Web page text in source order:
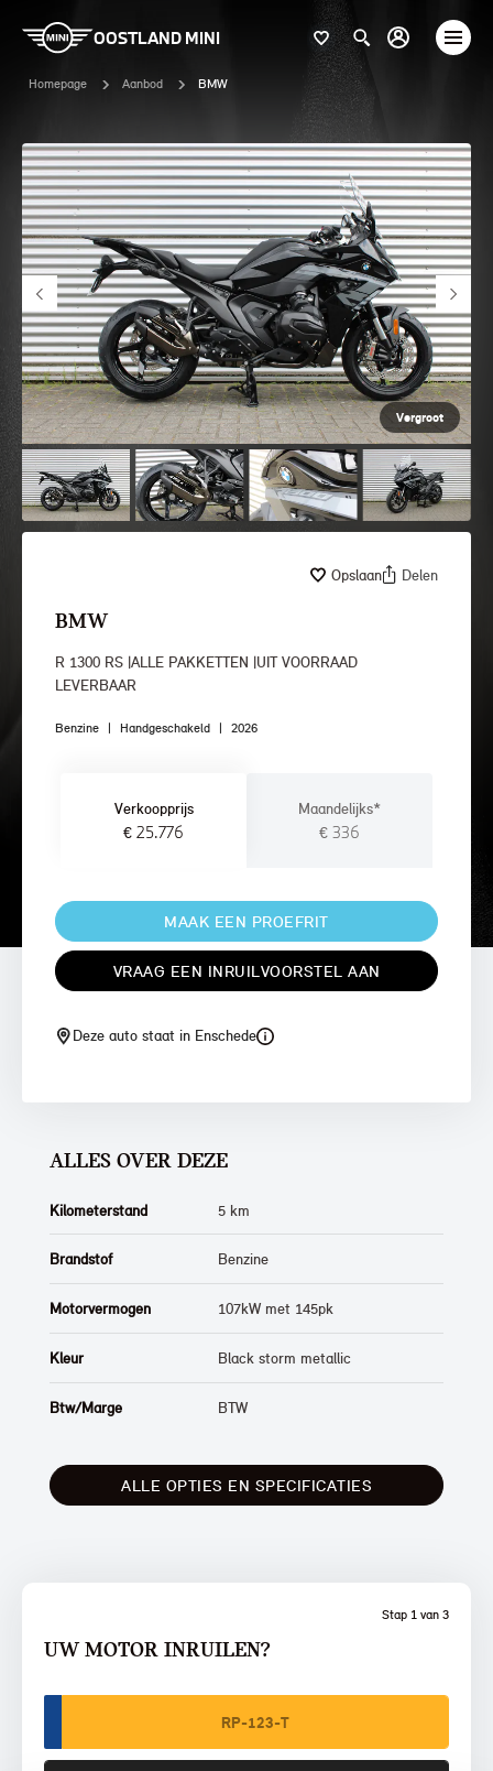
OOSTLAND MINI
Homepage Aanbod BMW
Vergroot
Opslaan Delen
BMW
R 1300 RS |ALLE PAKKETTEN |UIT VOORRAAD
LEVERBAAR
Benzine | Handgeschakeld | 2026
Verkoopprijs
€ 25.776
Maandelijks*
€ 336
MAAK EEN PROEFRIT
VRAAG EEN INRUILVOORSTEL AAN
Deze auto staat in Enschede
Stap 1 van 3
UW MOTOR INRUILEN?
ALLES OVER DEZE
Kilometerstand 5 km
Brandstof Benzine
Motorvermogen 107kW met 145pk
Kleur Black storm metallic
Btw/Marge BTW
ALLE OPTIES EN SPECIFICATIES